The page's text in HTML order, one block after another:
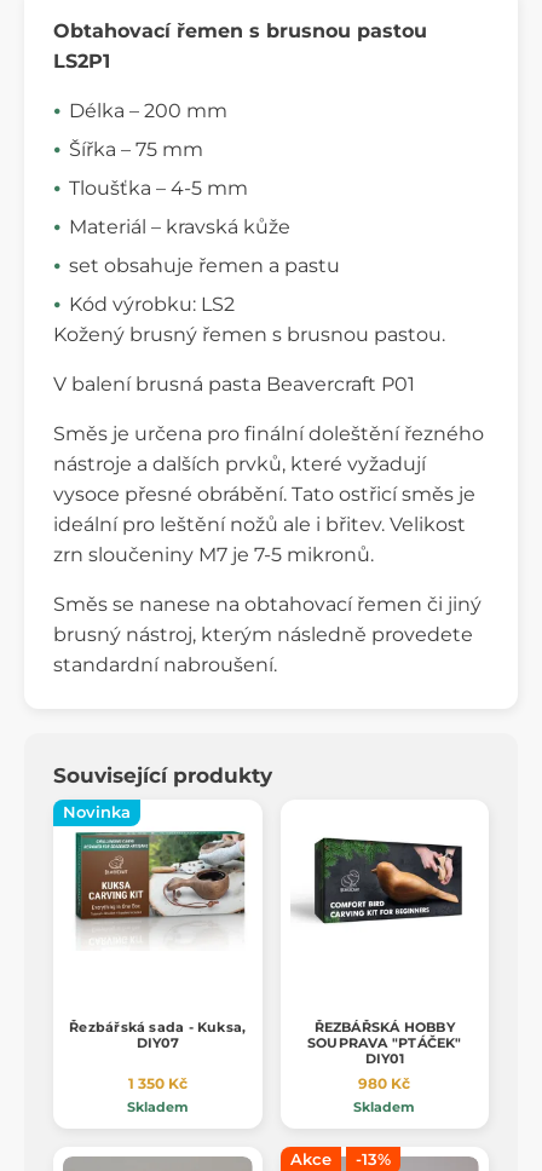
Obtahovací řemen s brusnou pastou
LS2P1
Délka – 200 mm
Šířka – 75 mm
Tloušťka – 4-5 mm
Materiál – kravská kůže
set obsahuje řemen a pastu
Kód výrobku: LS2
Kožený brusný řemen s brusnou pastou.
V balení brusná pasta Beavercraft P01
Směs je určena pro finální doleštění řezného
nástroje a dalších prvků, které vyžadují
vysoce přesné obrábění. Tato ostřicí směs je
ideální pro leštění nožů ale i břitev. Velikost
zrn sloučeniny M7 je 7-5 mikronů.
Směs se nanese na obtahovací řemen či jiný
brusný nástroj, kterým následně provedete
standardní nabroušení.
Související produkty
Novinka
Řezbářská sada - Kuksa,
DIY07
1 350 Kč
Skladem
ŘEZBÁŘSKÁ HOBBY
SOUPRAVA "PTÁČEK"
DIY01
980 Kč
Skladem
Akce -13%